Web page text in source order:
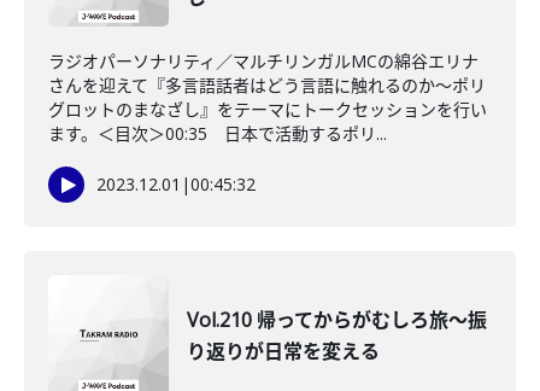
ラジオパーソナリティ／マルチリンガルMCの綿谷エリナ
さんを迎えて『多言語話者はどう言語に触れるのか〜ポリ
グロットのまなざし』をテーマにトークセッションを行い
ます。＜目次＞00:35 日本で活動するポリ...
2023.12.01 |00:45:32
Vol.210 帰ってからがむしろ旅〜振
り返りが日常を変える